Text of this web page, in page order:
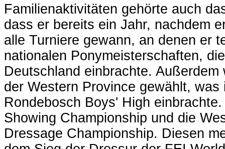
Familienaktivitäten gehörte auch
dass er bereits ein Jahr, nachdem
alle Turniere gewann, an denen er
nationalen Ponymeisterschaften,
Deutschland einbrachte.
der Western Province gewählt,
Rondebosch Boys' High
Showing Championship und die
Dressage Championship. Diesen